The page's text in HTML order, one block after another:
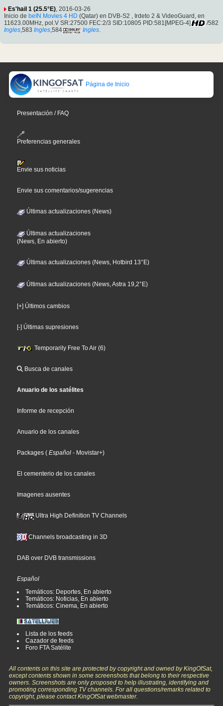
Es'hail 1 (25.5°E), 2016-03-26
Inicio de beIN Movies 4 HD (Qatar) en DVB-S2 , Irdeto 2 & VideoGuard, en
11623.00MHz, pol.V SR:27500 FEC:2/3 SID:10805 PID:581[MPEG-4]
/582
Ingles,583 Ingles,584 Ingles.
Página de Inicio
Presentación / FAQ
Preferencias generales
Envie sus noticias
Envie sus comentarios/sugerencias
Últimas actualizaciones (News)
Últimas actualizaciones
(News, En abierto)
Últimas actualizaciones (News, Hotbird 13°E)
Últimas actualizaciones (News, Astra 19,2°E)
[+] Últimos cambios
[-] Últimas supresiones
Temporarily Free To Air (6)
Busca de canales
Anuario de los satélites
Informe de recepción
Anuario de los canales
Packages ( Español - Movistar+)
El cementerio de los canales
Imagenes ausentes
Ultra High Definition TV Channels
Channels broadcasting in 3D
DAB over DVB transmissions
Español
Temáticos: Deportes, En abierto
Temáticos: Noticias, En abierto
Temáticos: Cinema, En abierto
Lista de los feeds
Cazador de feeds
Foro FTA Satélite
All contents on this site are protected by copyright and owned by KingOfSat,
except contents shown in some screenshots that belong to their respective
owners. Screenshots are only proposed to help illustrating, identifying and
promoting corresponding TV channels. For all questions/remarks related to
copyright, please contact KingOfSat webmaster.